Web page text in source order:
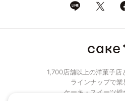
1,700店舗以上の洋菓子
ラインナップで業
ケーキ・スイーツ総